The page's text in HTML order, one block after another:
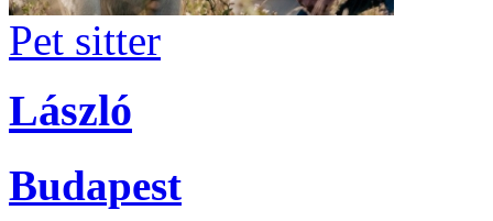
Pet sitter
László
Budapest